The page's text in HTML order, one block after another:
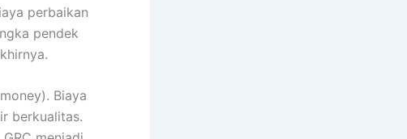
perbaikan
pendek
Biaya
berkualitas.